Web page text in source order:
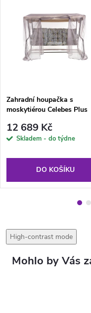
Zahradní houpačka s
moskytiérou Celebes Plus
12 689 Kč
Skladem - do týdne
DO KOŠÍKU
High-contrast mode